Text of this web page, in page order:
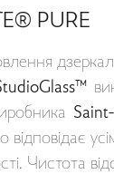
PURE
відповідає
Чистота